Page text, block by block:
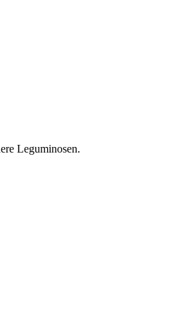
Leguminosen.